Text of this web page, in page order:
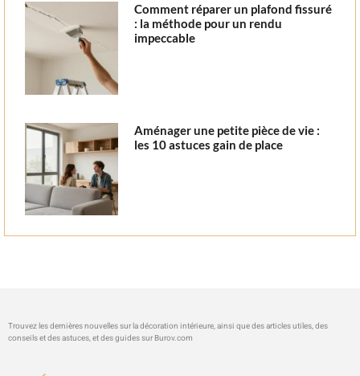
Comment réparer un plafond fissuré
: la méthode pour un rendu
impeccable
Aménager une petite pièce de vie :
les 10 astuces gain de place
Trouvez les dernières nouvelles sur la décoration intérieure, ainsi que des articles utiles, des
conseils et des astuces, et des guides sur Burov.com